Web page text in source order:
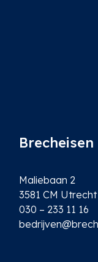
Maliebaan 2
3581 CM Utrecht
030 – 233 11 16